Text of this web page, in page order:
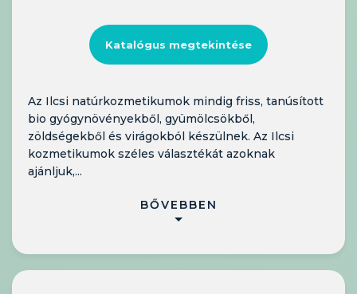
Katalógus megtekintése
Az Ilcsi natúrkozmetikumok mindig friss, tanúsított
bio gyógynövényekből, gyümölcsökből,
zöldségekből és virágokból készülnek. Az Ilcsi
kozmetikumok széles választékát azoknak
ajánljuk,...
BŐVEBBEN